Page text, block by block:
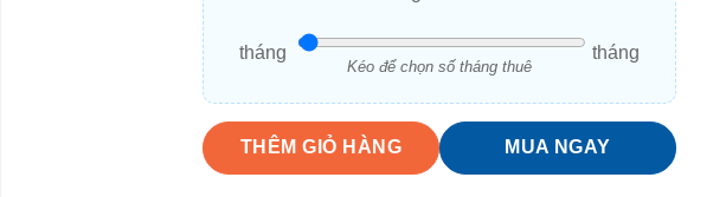
tháng
Kéo để chọn số tháng thuê
tháng
THÊM GIỎ HÀNG MUA NGAY